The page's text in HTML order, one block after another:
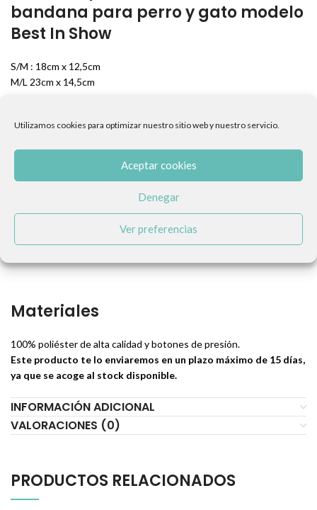
Utilizamos cookies para optimizar nuestro sitio web y nuestro servicio.
Aceptar cookies
Denegar
Ver preferencias
bandana para perro y gato modelo
Best In Show⁣
S/M : 18cm x 12,5cm⁣
M/L 23cm x 14,5cm⁣
Descripción⁣
-Se adapta al cuello con suma facilidad y muy bien.⁣
-La bandana es reversible, por lo que sus diseños están pensados
-Diseño que solo encontrarás en la marca FuzzYard Australia.⁣
-La bandana trae botones, por lo que su fijación será mucho más
Materiales⁣
100% poliéster de alta calidad y botones de presión.
Este producto te lo enviaremos en un plazo máximo de 15 días,
ya que se acoge al stock disponible.
INFORMACIÓN ADICIONAL
VALORACIONES (0)
PRODUCTOS RELACIONADOS